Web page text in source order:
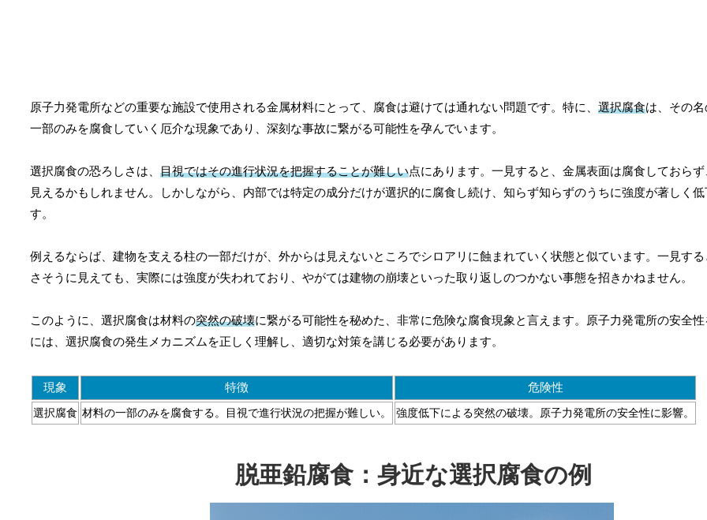
原子力発電所などの重要な施設で使用される金属材料にとって、腐食は避けては通れない問題です。特に、 選択腐食は、その
一部のみを腐食していく厄介な現象であり、深刻な事故に繋がる可能性を孕んでいます。
選択腐食の恐ろしさは、 目視ではその進行状況を把握することが難しい点にあります。一見すると、金属表面は腐食しておら
見えるかもしれません。しかしながら、内部では特定の成分だけが選択的に腐食し続け、知らず知らずのうちに強度が著しく
す。
例えるならば、建物を支える柱の一部だけが、外からは見えないところでシロアリに蝕まれていく状態と似ています。一見す
さそうに見えても、実際には強度が失われており、やがては建物の崩壊といった取り返しのつかない事態を招きかねません。
このように、選択腐食は材料の突然の破壊に繋がる可能性を秘めた、非常に危険な腐食現象と言えます。原子力発電所の安全
には、選択腐食の発生メカニズムを正しく理解し、適切な対策を講じる必要があります。
現象 特徴 危険性
選択腐食 材料の一部のみを腐食する。目視で進行状況の把握が難しい。 強度低下による突然の破壊。原子力発電所の安全性に影響。
脱亜鉛腐食：身近な選択腐食の例